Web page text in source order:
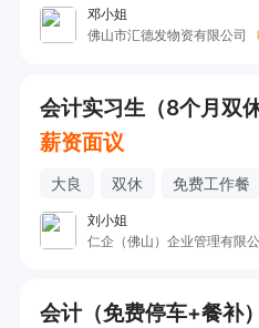
邓小姐
佛山市汇德发物资有限公司
薪资面议
大良 双休 免费工作餐
刘小姐
仁企（佛山）企业管理有限
会计（免费停车+餐补）